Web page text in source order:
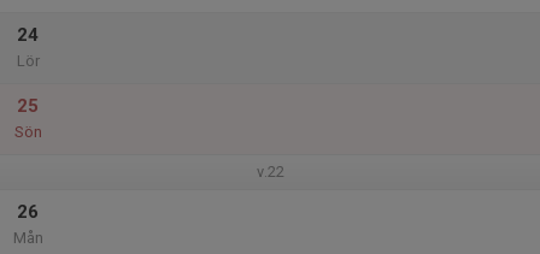
24
Lör
25
Sön
v.22
26
Mån